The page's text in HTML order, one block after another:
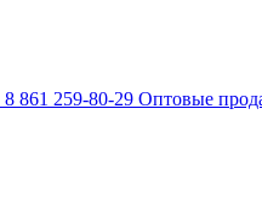
8 861 259-80-29 Оптовые